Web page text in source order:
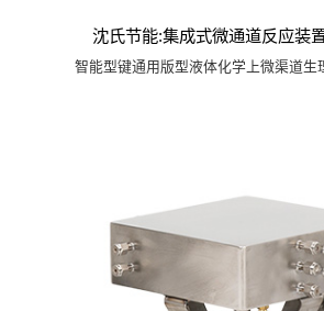
沈氏节能:集成式微通道反应装
智能型键通用版型液体化学上微渠道生